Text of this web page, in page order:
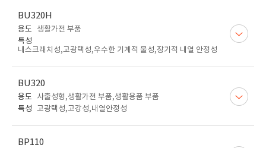
BU320H
용도
생활가전 부품
특성
내스크래치성,고광택성,우수한 기계적 물성,장기적 내열 안정성
BU320
용도
사출성형,생활가전 부품,생활용품 부품
특성 고광택성,고강성,내열안정성
BP110